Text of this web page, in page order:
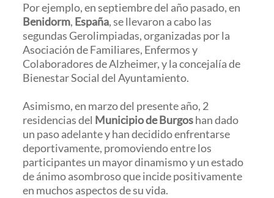
Por ejemplo, en septiembre del año pasado, en
Benidorm, España, se llevaron a cabo las
segundas Gerolimpiadas, organizadas por la
Asociación de Familiares, Enfermos y
Colaboradores de Alzheimer, y la concejalía de
Bienestar Social del Ayuntamiento.
Asimismo, en marzo del presente año, 2
residencias del Municipio de Burgoshan dado
un paso adelante y han decidido enfrentarse
deportivamente, promoviendo entre los
participantes un mayor dinamismo y un estado
de ánimo asombroso que incide positivamente
en muchos aspectos de su vida.